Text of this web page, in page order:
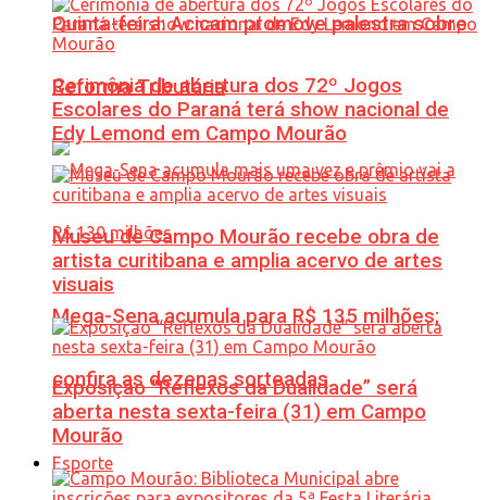
Quinta-feira: Acicam promove palestra sobre
Reforma Tributária
Mega-Sena acumula para R$ 135 milhões;
confira as dezenas sorteadas
Esporte
Cerimônia de abertura dos 72º Jogos
Escolares do Paraná terá show nacional de
Edy Lemond em Campo Mourão
Museu de Campo Mourão recebe obra de
artista curitibana e amplia acervo de artes
visuais
Exposição “Reflexos da Dualidade” será
aberta nesta sexta-feira (31) em Campo
Mourão